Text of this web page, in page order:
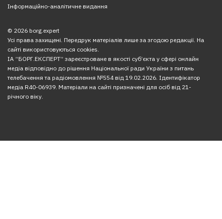
Інформаційно-аналітичне видання
© 2026 borg.expert
Усі права захищені. Передрук матеріалів лише за згодою редакції. На
сайті використовуються cookies.
ІА “БОРГ.ЕКСПЕРТ” зареєстроване в якості суб’єкта у сфері онлайн
медіа відповідно до рішення Національної ради України з питань
телебачення та радіомовлення №554 від 19.02.2026. Ідентифікатор
медіа R40-06939. Матеріали на сайті призначені для осіб від 21-
річного віку.